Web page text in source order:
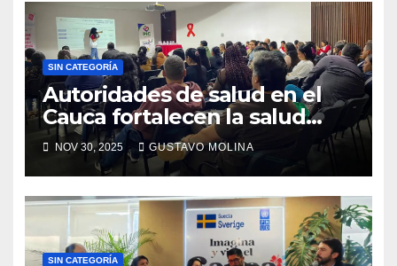
SIN CATEGORÍA
Autoridades de salud en el
Cauca fortalecen la salud
materna y la prevención de
enfermedades de
transmisión sexual
NOV 30, 2025 GUSTAVO MOLINA
SIN CATEGORÍA